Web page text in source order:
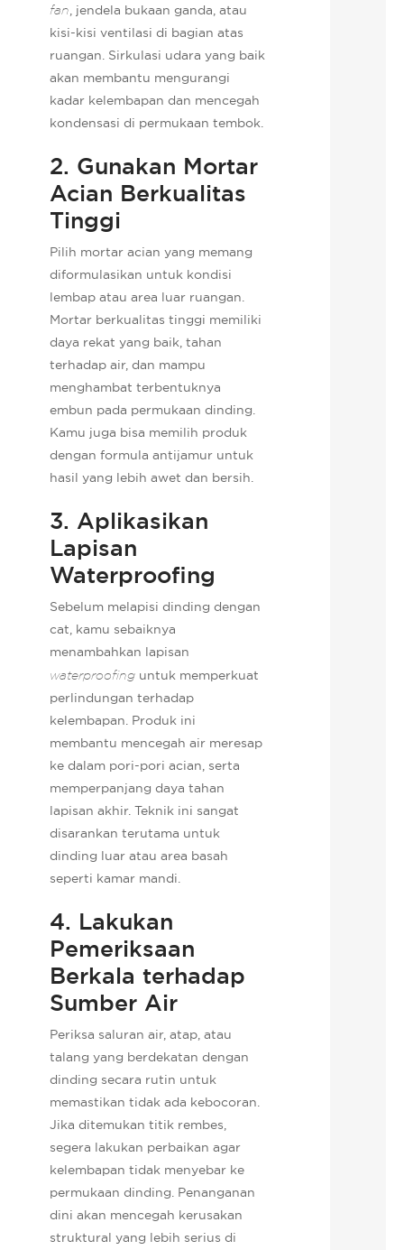
fan, jendela bukaan ganda, atau
kisi-kisi ventilasi di bagian atas
ruangan. Sirkulasi udara yang baik
akan membantu mengurangi
kadar kelembapan dan mencegah
kondensasi di permukaan tembok.
2. Gunakan Mortar
Acian Berkualitas
Tinggi
Pilih mortar acian yang memang
diformulasikan untuk kondisi
lembap atau area luar ruangan.
Mortar berkualitas tinggi memiliki
daya rekat yang baik, tahan
terhadap air, dan mampu
menghambat terbentuknya
embun pada permukaan dinding.
Kamu juga bisa memilih produk
dengan formula antijamur untuk
hasil yang lebih awet dan bersih.
3. Aplikasikan
Lapisan
Waterproofing
Sebelum melapisi dinding dengan
cat, kamu sebaiknya
menambahkan lapisan
waterproofinguntuk memperkuat
perlindungan terhadap
kelembapan. Produk ini
membantu mencegah air meresap
ke dalam pori-pori acian, serta
memperpanjang daya tahan
lapisan akhir. Teknik ini sangat
disarankan terutama untuk
dinding luar atau area basah
seperti kamar mandi.
4. Lakukan
Pemeriksaan
Berkala terhadap
Sumber Air
Periksa saluran air, atap, atau
talang yang berdekatan dengan
dinding secara rutin untuk
memastikan tidak ada kebocoran.
Jika ditemukan titik rembes,
segera lakukan perbaikan agar
kelembapan tidak menyebar ke
permukaan dinding. Penanganan
dini akan mencegah kerusakan
struktural yang lebih serius di